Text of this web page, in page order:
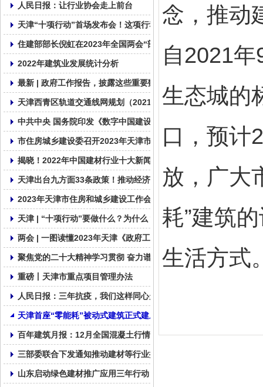
人民日报：让行业协会走上前台
天津“十项行动”首场发布会！这项行动摆在首要位置！
住建部部长倪虹在2023年全国两会“部长通道”答记者问
2022年建筑业发展统计分析
最新 | 政府工作报告，披露这些重要数据！
天津西青区轨道交通线网规划（2021—2035年）草案公示 含三条
中共中央 国务院印发《数字中国建设整体布局规划》
市住房城乡建设委召开2023年天津市住建系统质量安全工作视频会
揭晓！2022年中国建材行业十大新闻
天津出台九方面33条政策！推动经济运行一季度良好开局全年整体
2023年天津市住房和城乡建设工作会议召开
天津 | “十项行动”要做什么？为什么？
两会 | 一图读懂2023年天津《政府工作报告》
聚焦党的二十大精神学习贯彻 奋力谱写社会组织发展新篇章
重磅丨天津市重点项目管理办法
人民日报：三年抗疫，我们这样同心走过
天津首座“零能耗”被动式建筑正式建成!
百年建筑月报：12月全国混凝土行情缺乏支撑
三部委联合下发通知推动建材等行业提质增效
山东启动绿色建材推广应用三年行动
念，推动
自2021
生态城的
口，预计
放，广大
耗”建筑
生活方式